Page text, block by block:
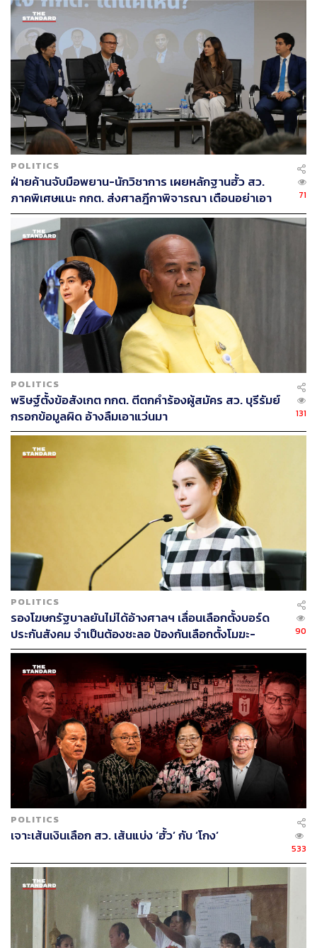
POLITICS
ฝ่ายค้านจับมือพยาน-นักวิชาการ เผยหลักฐานฮั้ว สว.
ภาคพิเศษแนะ กกต. ส่งศาลฎีกาพิจารณา เตือนอย่าเอา
ตัวเป็นตู้รับกระสุนแทน
71
POLITICS
พริษฐ์ตั้งข้อสังเกต กกต. ตีตกคำร้องผู้สมัคร สว. บุรีรัมย์
กรอกข้อมูลผิด อ้างลืมเอาแว่นมา
131
POLITICS
รองโฆษกรัฐบาลยันไม่ได้อ้างศาลฯ เลื่อนเลือกตั้งบอร์ด
ประกันสังคม จำเป็นต้องชะลอ ป้องกันเลือกตั้งโมฆะ-
ปกป้องสิทธิผู้ประกันตน
90
POLITICS
เจาะเส้นเงินเลือก สว. เส้นแบ่ง ‘ฮั้ว’ กับ ‘โกง’
533